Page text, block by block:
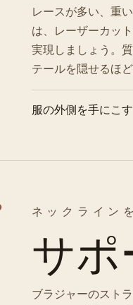
レースが多い、重
は、レーザーカッ
実現しましょう。
テールを隠せるほ
服の外側を手にこ
ネックライ
サ
ブラジャーのスト